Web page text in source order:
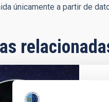
únicamente a partir de